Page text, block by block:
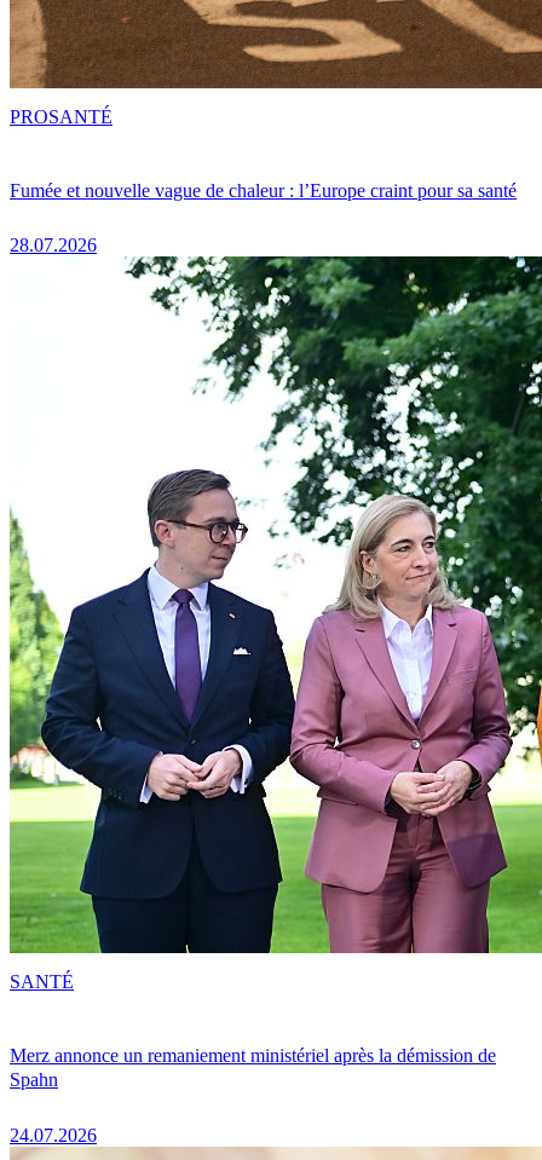
Fumée et nouvelle vague de chaleur : l’Europe craint pour sa santé
28.07.2026
PROSANTÉ
Merz annonce un remaniement ministériel après la démission de
Spahn
24.07.2026
SANTÉ